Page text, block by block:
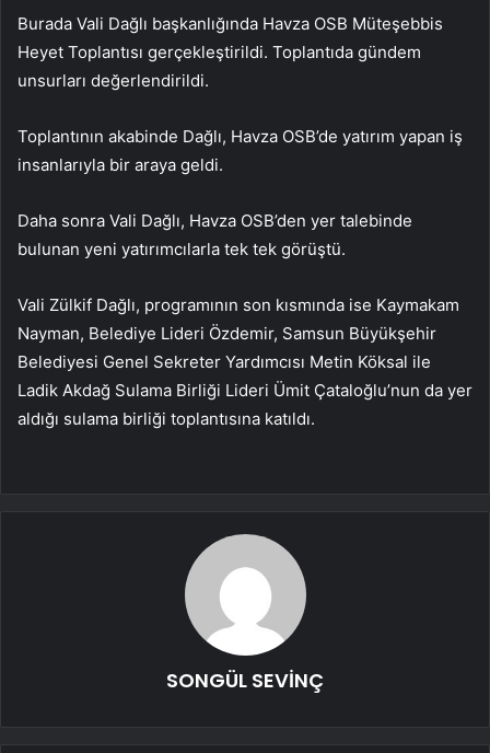
Burada Vali Dağlı başkanlığında Havza OSB Müteşebbis
Heyet Toplantısı gerçekleştirildi. Toplantıda gündem
unsurları değerlendirildi.
Toplantının akabinde Dağlı, Havza OSB’de yatırım yapan iş
insanlarıyla bir araya geldi.
Daha sonra Vali Dağlı, Havza OSB’den yer talebinde
bulunan yeni yatırımcılarla tek tek görüştü.
Vali Zülkif Dağlı, programının son kısmında ise Kaymakam
Nayman, Belediye Lideri Özdemir, Samsun Büyükşehir
Belediyesi Genel Sekreter Yardımcısı Metin Köksal ile
Ladik Akdağ Sulama Birliği Lideri Ümit Çataloğlu’nun da yer
aldığı sulama birliği toplantısına katıldı.
SONGÜL SEVİNÇ